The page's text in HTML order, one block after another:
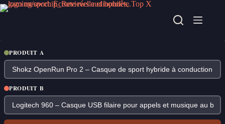
Passer
au
PRODUIT A
PRODUIT B